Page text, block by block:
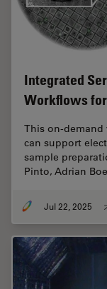
Integrated
Workflows
This on-
can support
sample
Pinto, Adrian
Jul 22, 2025